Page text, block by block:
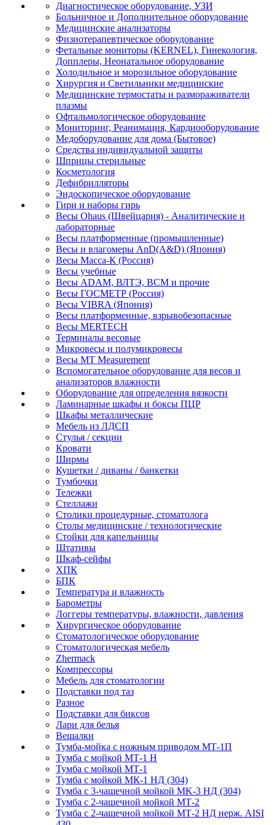
Диагностическое оборудование, УЗИ
Больничное и Дополнительное оборудование
Медицинские анализаторы
Физиотерапевтическое оборудование
Фетальные мониторы (KERNEL), Гинекология,
Допплеры, Неонатальное оборудование
Холодильное и морозильное оборудование
Хирургия и Светильники медицинские
Медицинские термостаты и размораживатели
плазмы
Офтальмологическое оборудование
Мониторинг, Реанимация, Кардиооборудование
Медоборудование для дома (Бытовое)
Средства индивидуальной защиты
Шприцы стерильные
Косметология
Дефибрилляторы
Эндоскопическое оборудование
Гири и наборы гирь
Весы Ohaus (Швейцария) - Аналитические и
лабораторные
Весы платформенные (промышленные)
Весы и влагомеры AnD(A&D) (Япония)
Весы Масса-К (Россия)
Весы учебные
Весы ADAM, ВЛТЭ, BCM и прочие
Весы ГОСМЕТР (Россия)
Весы VIBRA (Япония)
Весы платформенные, взрывобезопасные
Весы MERTECH
Терминалы весовые
Микровесы и полумикровесы
Весы MT Measurement
Вспомогательное оборудование для весов и
анализаторов влажности
Оборудование для определения вязкости
Ламинарные шкафы и боксы ПЦР
Шкафы металлические
Мебель из ЛДСП
Стулья / секции
Кровати
Ширмы
Кушетки / диваны / банкетки
Тумбочки
Тележки
Стеллажи
Столики процедурные, стоматолога
Столы медицинские / технологические
Стойки для капельницы
Штативы
Шкаф-сейфы
ХПК
БПК
Температура и влажность
Барометры
Логгеры температуры, влажности, давления
Хирургическое оборудование
Стоматологическое оборудование
Стоматологическая мебель
Zhermack
Компрессоры
Мебель для стоматологии
Подставки под таз
Разное
Подставки для биксов
Лари для белья
Вешалки
Тумба-мойка с ножным приводом МТ-1П
Тумба с мойкой МТ-1 Н
Тумба с мойкой МТ-1
Тумба с мойкой МК-1 НД (304)
Тумба с 3-чашечной мойкой МK-3 НД (304)
Тумба с 2-чашечной мойкой МТ-2
Тумба с 2-чашечной мойкой МТ-2 НД нерж. AISI